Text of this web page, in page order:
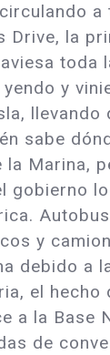
a
Drive, la
toda
y
llevando
sabe
Marina,
gobierno
y
debido a
el hecho
a la Base
de